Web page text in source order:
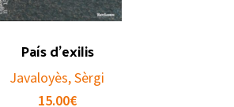
País d’exilis
Javaloyès, Sèrgi
15.00€